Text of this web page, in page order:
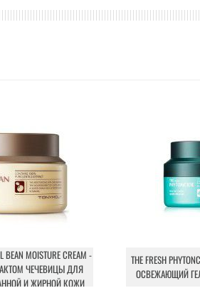
BEAN MOISTURE CREAM -
ЧЕЧЕВИЦЫ ДЛЯ
И ЖИРНОЙ КОЖИ
THE FRESH
ОСВЕЖАЮЩИЙ